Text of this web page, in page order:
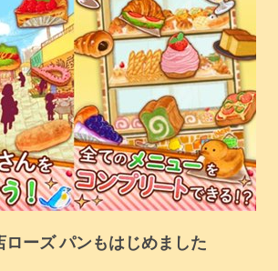
ローズ パンもはじめました